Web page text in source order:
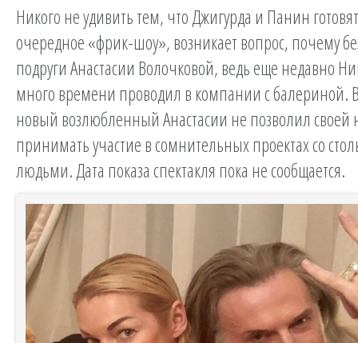
Никого не удивить тем, что Джигурда и Панин
очередное «фрик-шоу», возникает вопрос, почему
подруги Анастасии Волочковой, ведь еще недавно
много времени проводил в компании с балериной.
новый возлюбленный Анастасии не позволил своей
принимать участие в сомнительных проектах со
людьми. Дата показа спектакля пока не сообщается.